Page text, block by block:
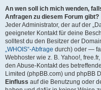
An wen soll ich mich wenden,
Anfragen zu diesem Forum gibt?
Jeder Administrator, der auf der
geeigneter Kontakt für deine
solltest du den Besitzer der
„WHOIS“-Abfrage durch) oder —
Webhoster wie z. B. Yahoo!,
den Abuse-Kontakt des
Limited (phpBB.com) und phpBB
Einfluss auf die Benutzung oder